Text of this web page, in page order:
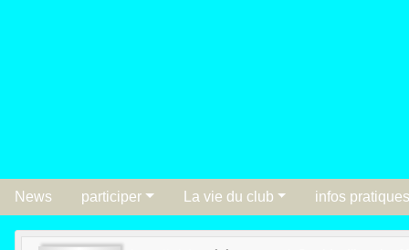
News participer La vie du club infos pratiques